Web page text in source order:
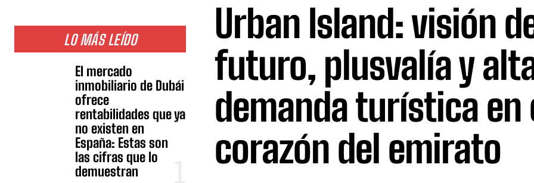
LO MÁS LEÍDO
El mercado
inmobiliario de Dubái
ofrece
rentabilidades que ya
no existen en
España: Estas son
las cifras que lo
demuestran
Urban Island: visión
futuro, plusvalía y
demanda turística en
corazón del emirato